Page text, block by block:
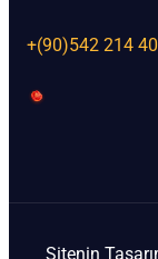
+(90)542 214
Sitenin